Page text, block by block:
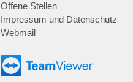
Offene Stellen
Impressum und Datenschutz
Webmail